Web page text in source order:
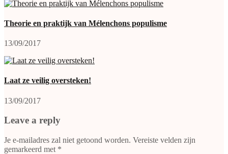
Theorie en praktijk van Mélenchons populisme
13/09/2017
Laat ze veilig oversteken!
13/09/2017
Leave a reply
Je e-mailadres zal niet getoond worden. Vereiste velden zijn
gemarkeerd met *